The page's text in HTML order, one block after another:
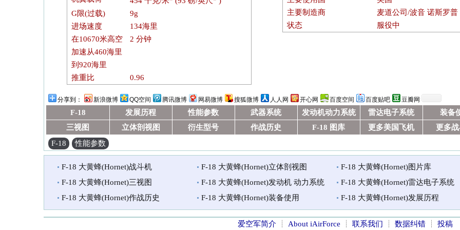
G限(过载)
9g
进场速度
134海里
在10670米高空
加速从460海里
到920海里
2 分钟
推重比 0.96
主要制造商
麦道公司/波音 诺斯罗普
状态
服役中
分享到： 新浪微博 QQ空间 腾讯微博 网易微博 搜狐微博 人人网 开心网 百度空间 百度贴吧 豆瓣网
F-18 发展历程 性能参数 武器系统 发动机动力系统 雷达电子系统
装备
三视图
立体剖视图 衍生型号 作战历史 F-18 图库 更多美国飞机
更多
F-18
性能参数
F-18 大黄蜂(Hornet)战斗机 F-18 大黄蜂(Hornet)立体剖视图
F-18 大黄蜂(Hornet)图片库
F-18 大黄蜂(Hornet)三视图
F-18 大黄蜂(Hornet)发动机 动力系统
F-18 大黄蜂(Hornet)雷达电子系统
F-18 大黄蜂(Hornet)作战历史
F-18 大黄蜂(Hornet)装备使用 F-18 大黄蜂(Hornet)发展历程
爱空军简介 ┊ About iAirForce ┊ 联系我们 ┊ 数据纠错┊ 投稿